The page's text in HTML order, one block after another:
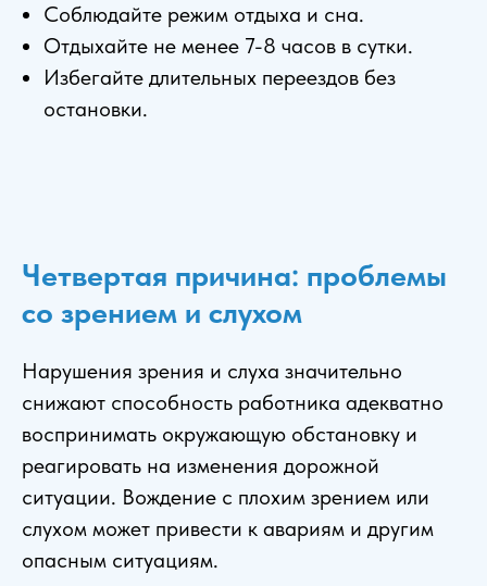
Соблюдайте режим отдыха и сна.
Отдыхайте не менее 7-8 часов в сутки.
Избегайте длительных переездов без
остановки.
Четвертая причина: проблемы
со зрением и слухом
Нарушения зрения и слуха значительно
снижают способность работника адекватно
воспринимать окружающую обстановку и
реагировать на изменения дорожной
ситуации. Вождение с плохим зрением или
слухом может привести к авариям и другим
опасным ситуациям.